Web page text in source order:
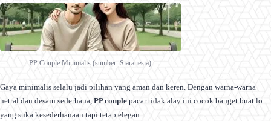
PP Couple Minimalis (sumber: Siaranesia).
Gaya minimalis selalu jadi pilihan yang aman dan keren. Dengan warna-warna
netral dan desain sederhana, PP couple pacar tidak alay ini cocok banget buat lo
yang suka kesederhanaan tapi tetap elegan.